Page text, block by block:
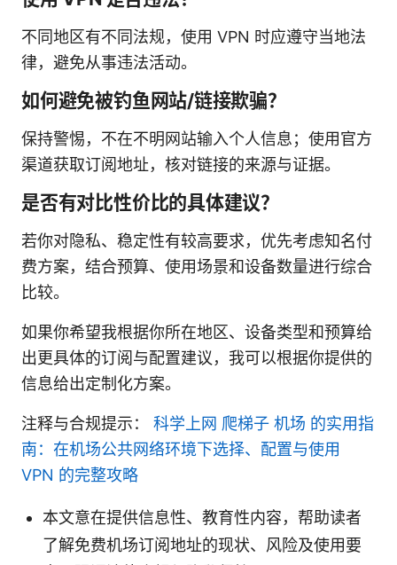
不同地区有不同法规，使用 VPN 时应遵守当地法
律，避免从事违法活动。
如何避免被钓鱼网站/链接欺骗？
保持警惕，不在不明网站输入个人信息；使用官方
渠道获取订阅地址，核对链接的来源与证据。
是否有对比性价比的具体建议？
若你对隐私、稳定性有较高要求，优先考虑知名付
费方案，结合预算、使用场景和设备数量进行综合
比较。
如果你希望我根据你所在地区、设备类型和预算给
出更具体的订阅与配置建议，我可以根据你提供的
信息给出定制化方案。
注释与合规提示： 科学上网 爬梯子 机场 的实用指
南：在机场公共网络环境下选择、配置与使用
VPN 的完整攻略
本文意在提供信息性、教育性内容，帮助读者
了解免费机场订阅地址的现状、风险及使用要